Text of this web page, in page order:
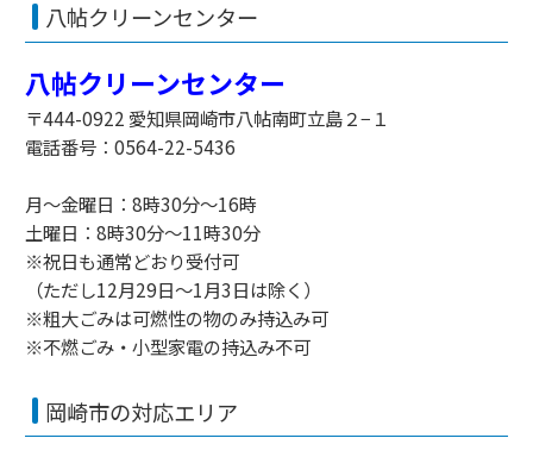
八帖クリーンセンター
八帖クリーンセンター
〒444-0922 愛知県岡崎市八帖南町立島２−１
電話番号：0564-22-5436
月～金曜日：8時30分～16時
土曜日：8時30分～11時30分
※祝日も通常どおり受付可
（ただし12月29日～1月3日は除く）
※粗大ごみは可燃性の物のみ持込み可
※不燃ごみ・小型家電の持込み不可
岡崎市の対応エリア